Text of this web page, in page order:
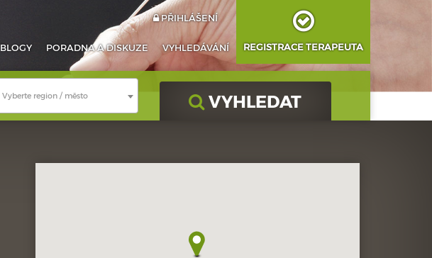
BLOGY PORADNAA DISKUZE VYHLEDÁVÁNÍ
PŘIHLÁŠENÍ
REGISTRACE TERAPEUTA
Vyberte region / město VYHLEDAT